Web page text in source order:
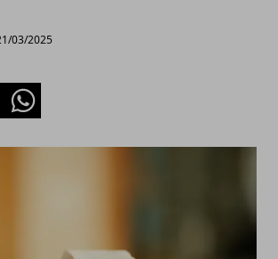
03/2025
Whatsapp